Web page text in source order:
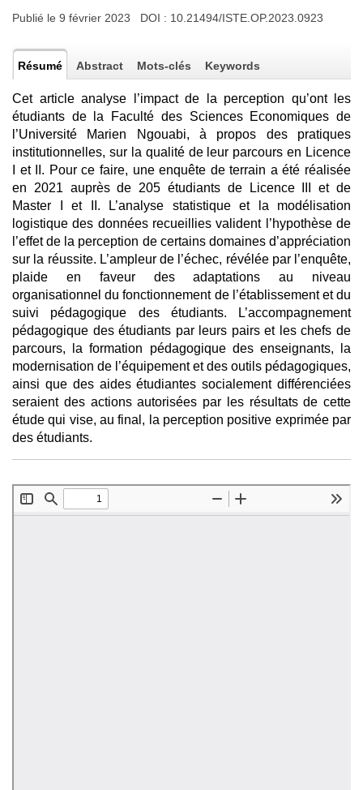
Publié le 9 février 2023 DOI : 10.21494/ISTE.OP.2023.0923
Résumé Abstract Mots-clés Keywords
Cet article analyse l’impact de la perception qu’ont les
étudiants de la Faculté des Sciences Economiques de
l’Université Marien Ngouabi, à propos des pratiques
institutionnelles, sur la qualité de leur parcours en Licence
I et II. Pour ce faire, une enquête de terrain a été réalisée
en 2021 auprès de 205 étudiants de Licence III et de
Master I et II. L’analyse statistique et la modélisation
logistique des données recueillies valident l’hypothèse de
l’effet de la perception de certains domaines d’appréciation
sur la réussite. L’ampleur de l’échec, révélée par l’enquête,
plaide en faveur des adaptations au niveau
organisationnel du fonctionnement de l’établissement et du
suivi pédagogique des étudiants. L’accompagnement
pédagogique des étudiants par leurs pairs et les chefs de
parcours, la formation pédagogique des enseignants, la
modernisation de l’équipement et des outils pédagogiques,
ainsi que des aides étudiantes socialement différenciées
seraient des actions autorisées par les résultats de cette
étude qui vise, au final, la perception positive exprimée par
des étudiants.